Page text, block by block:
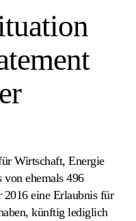
Wirtschaft, Energie
von ehemals 496
2016 eine Erlaubnis für
künftig lediglich